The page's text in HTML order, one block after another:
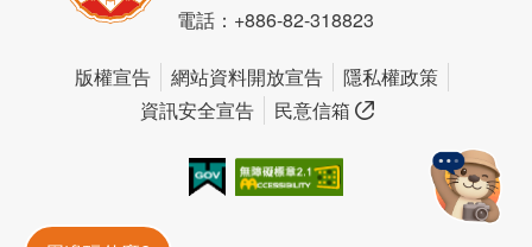
電話：+886-82-318823
版權宣告 網站資料開放宣告
隱私權政策
資訊安全宣告
民意信箱